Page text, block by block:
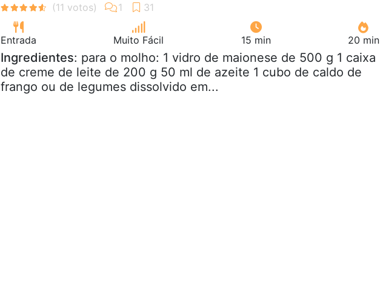
Entrada Muito Fácil 15 min 20 min
Ingredientes: para o molho: 1 vidro de maionese de 500 g 1 caixa
de creme de leite de 200 g 50 ml de azeite 1 cubo de caldo de
frango ou de legumes dissolvido em...